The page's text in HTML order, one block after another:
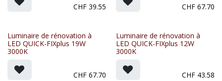
CHF 39.55 CHF 67.70
Luminaire de rénovation à
LED QUICK-FIXplus 19W
3000K
CHF 67.70
Luminaire de rénovation à
LED QUICK-FIXplus 12W
3000K
CHF 43.58